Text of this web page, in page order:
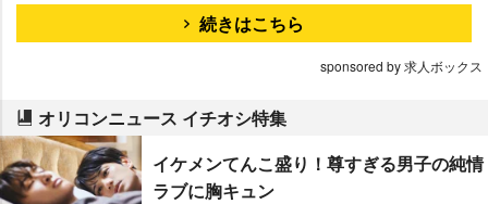
続きはこちら
sponsored by 求人ボックス
オリコンニュース イチオシ特集
イケメンてんこ盛り！尊すぎる男子の純情
ラブに胸キュン